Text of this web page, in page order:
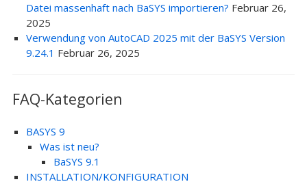
Datei massenhaft nach BaSYS importieren? Februar 26,
2025
Verwendung von AutoCAD 2025 mit der BaSYS Version
9.24.1 Februar 26, 2025
FAQ-Kategorien
BASYS 9
Was ist neu?
BaSYS 9.1
INSTALLATION/KONFIGURATION